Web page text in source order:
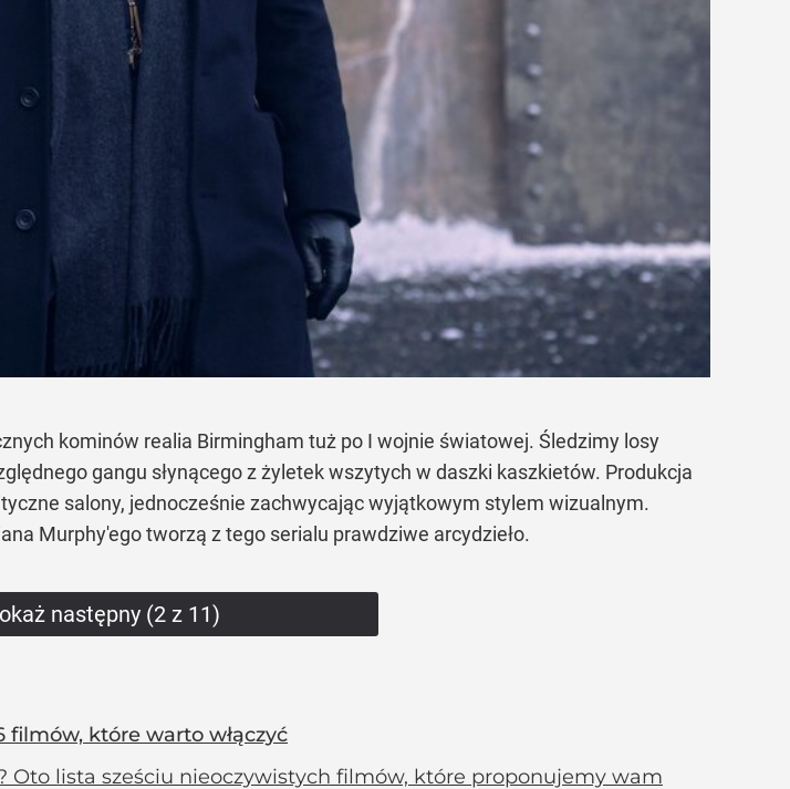
kominów realia Birmingham tuż po I wojnie światowej. Śledzimy losy
gangu słynącego z żyletek wszytych w daszki kaszkietów. Produkcja
salony, jednocześnie zachwycając wyjątkowym stylem wizualnym.
Murphy'ego tworzą z tego serialu prawdziwe arcydzieło.
następny (2 z 11)
filmów, które warto włączyć
Oto lista sześciu nieoczywistych filmów, które proponujemy wam